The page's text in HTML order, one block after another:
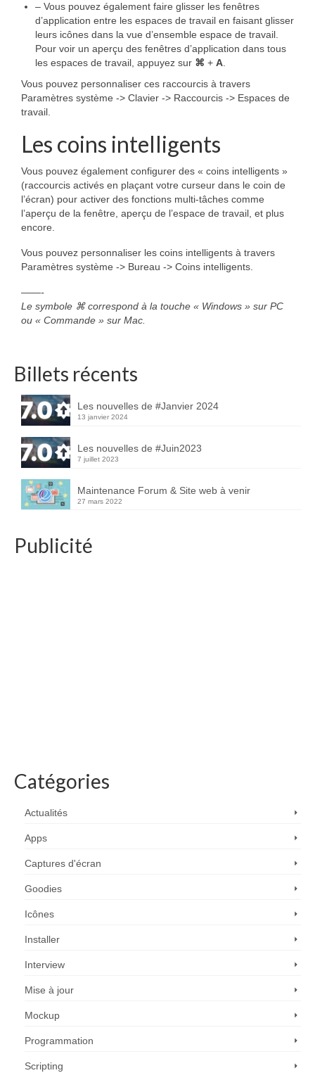
– Vous pouvez également faire glisser les fenêtres
d’application entre les espaces de travail en faisant glisser
leurs icônes dans la vue d’ensemble espace de travail.
Pour voir un aperçu des fenêtres d’application dans tous
les espaces de travail, appuyez sur ⌘ + A.
Vous pouvez personnaliser ces raccourcis à travers
Paramètres système -> Clavier -> Raccourcis -> Espaces de
travail.
Les coins intelligents
Vous pouvez également configurer des « coins intelligents »
(raccourcis activés en plaçant votre curseur dans le coin de
l’écran) pour activer des fonctions multi-tâches comme
l’aperçu de la fenêtre, aperçu de l’espace de travail, et plus
encore.
Vous pouvez personnaliser les coins intelligents à travers
Paramètres système -> Bureau -> Coins intelligents.
——-
Le symbole ⌘ correspond à la touche « Windows » sur PC
ou « Commande » sur Mac.
Billets récents
Les nouvelles de #Janvier 2024
13 janvier 2024
Les nouvelles de #Juin2023
7 juillet 2023
Maintenance Forum & Site web à venir
27 mars 2022
Publicité
Catégories
Actualités
Apps
Captures d'écran
Goodies
Icônes
Installer
Interview
Mise à jour
Mockup
Programmation
Scripting